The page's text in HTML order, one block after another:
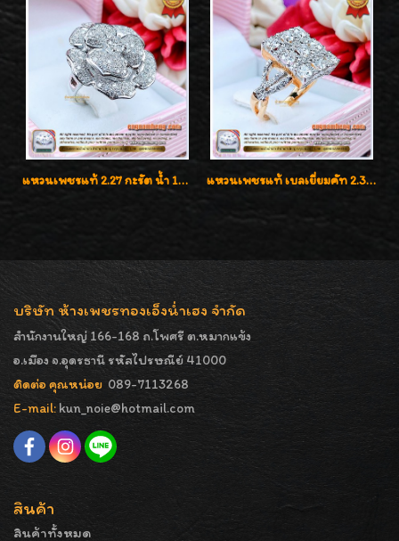
แหวนเพชรแท้ 2.27 กะรัต น้ำ 100% เบลเยี่ยมคัท ลวดลายดอกกุหลาบหรู แหวนเพชรแท้ เบลเยี่ยมคัท 2.39 กะรัต น้ำ 98 F-Color/VVS ดีไซน์หน้ากว้างหรูเต็มนิ้ว
บริษัท ห้างเพชรทองเอ็งน่ำเฮง จำกัด
สำนักงานใหญ่ 166-168 ถ.โพศรี ต.หมากแข้ง
อ.เมือง จ.อุดรธานี รหัสไปรษณีย์ 41000
ติดต่อ คุณหน่อย 089-7113268
E-mail: kun_noie@hotmail.com
สินค้า
สินค้าทั้งหมด